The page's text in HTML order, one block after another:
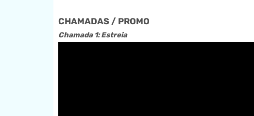
CHAMADAS / PROMO
Chamada 1: Estreia